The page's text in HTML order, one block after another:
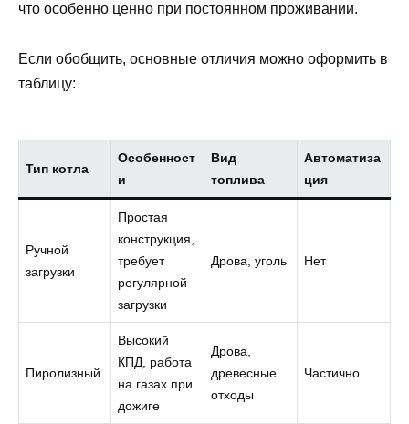
что особенно ценно при постоянном проживании.
Если обобщить, основные отличия можно оформить в
таблицу:
Тип котла
Особенност
и
Вид
топлива
Автоматиза
ция
Ручной
загрузки
Простая
конструкция,
требует
регулярной
загрузки
Дрова, уголь Нет
Пиролизный
Высокий
КПД, работа
на газах при
дожиге
Дрова,
древесные
отходы
Частично